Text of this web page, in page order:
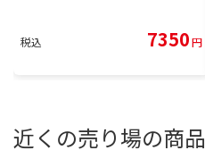
税込 7350円
近くの売り場の商品